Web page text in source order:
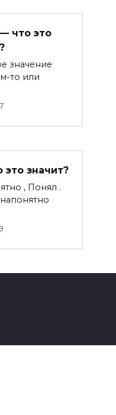
что это
значение
то или
значит?
, Понял .